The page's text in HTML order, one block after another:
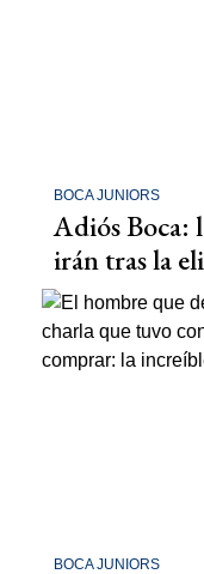
BOCA JUNIORS
Adiós Boca:
irán tras la
BOCA JUNIORS